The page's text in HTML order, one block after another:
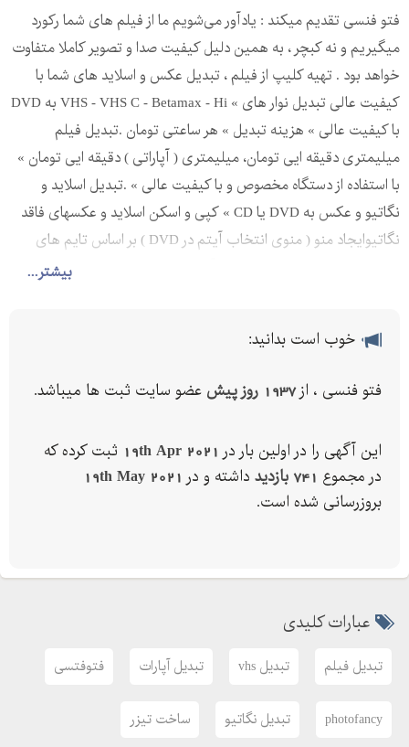
بیشتر...
فتو فنسی تقدیم میکند : یادآور می‌شویم ما از فیلم های شما رکورد
میگیریم و نه کبچر ، به همین دلیل کیفیت صدا و تصویر کاملا متفاوت
خواهد بود . تهیه کلیپ از فیلم ، تبدیل عکس و اسلاید های شما با
کیفیت عالی تبدیل نوار های » VHS - VHS C - Betamax - Hi به DVD
با کیفیت عالی » هزینه تبدیل » هر ساعتی تومان .تبدیل فیلم
میلیمتری دقیقه ایی تومان، میلیمتری ( آپاراتی ) دقیقه ایی تومان »
با استفاده از دستگاه مخصوص و با کیفیت عالی » .تبدیل اسلاید و
نگاتیو و عکس به DVD یا CD » کپی و اسکن اسلاید و عکسهای فاقد
نگاتیوایجاد منو ( منوی انتخاب آیتم در DVD ) بر اساس تایم های
مورد نظر شماساخت Slideshow ( آلبوم تصویری موزیکال ) بصورت »
کیفیت بسیار بالاتدوین ( میکس و مونتاژ ) نوارهای قدیمی و حذف
زوائد و افزودن موزیک ( برمبنای ترتیب و تایم های مورد نظر شما )
فاقد نگاتیو.
شما میتوانید با پست فیلم های شما را برای ما ارسال و پس از اتمام
برای شما پست خواهد شد.
خوب است بدانید:
فتو فنسی ، از1937 روز پیش عضو سایت ثبت ها میباشد.
این آگهی را در اولین بار در 19th Apr 2021 ثبت کرده که
در مجموع 741 بازدید داشته و در 19th May 2021
بروزرسانی شده است.
عبارات کلیدی
تبدیل فیلم تبدیل vhs تبدیل آپارات فتوفتسی
photofancy تبدیل نگاتیو ساخت تیزر